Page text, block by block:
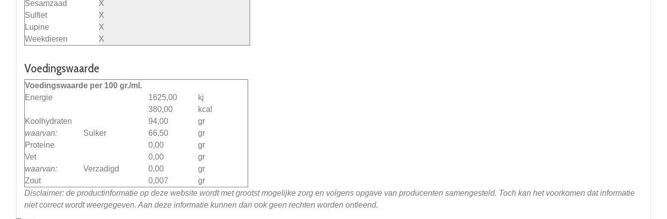
Sesamzaad
X
Sulfiet
X
Lupine
X
Weekdieren
X
Voedingswaarde
Voedingswaarde per 100 gr./ml.
Energie
1625,00
kj
380,00
kcal
Koolhydraten
94,00
gr
waarvan:
Suiker 66,50
gr
Proteine
0,00
gr
Vet
0,00
gr
waarvan:
Verzadigd 0,00
gr
Zout
0,007
gr
Disclaimer: de productinformatie op deze website wordt met grootst mogelijke zorg en volgens opgave van producenten samengesteld. Toch kan het voorkomen dat informatie
niet correct wordt weergegeven. Aan deze informatie kunnen dan ook geen rechten worden ontleend.